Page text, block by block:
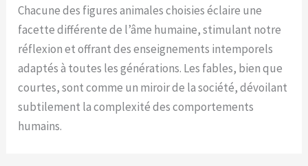
Chacune des figures animales choisies éclaire une
facette différente de l’âme humaine, stimulant notre
réflexion et offrant des enseignements intemporels
adaptés à toutes les générations. Les fables, bien que
courtes, sont comme un miroir de la société, dévoilant
subtilement la complexité des comportements
humains.